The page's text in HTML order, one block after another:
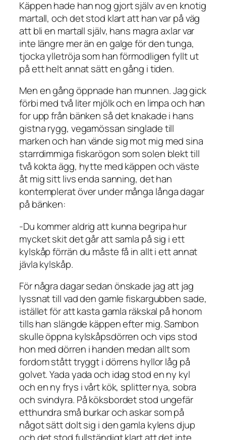
Käppen hade han nog gjort själv av en knotig
martall, och det stod klart att han var på väg
att bli en martall själv, hans magra axlar var
inte längre mer än en galge för den tunga,
tjocka ylletröja som han förmodligen fyllt ut
på ett helt annat sätt en gång i tiden.
Men en gång öppnade han munnen. Jag gick
förbi med två liter mjölk och en limpa och han
for upp från bänken så det knakade i hans
gistna rygg, vegamössan singlade till
marken och han vände sig mot mig med sina
starrdimmiga fiskarögon som solen blekt till
två kokta ägg, hytte med käppen och väste
åt mig sitt livs enda sanning, det han
kontemplerat över under många långa dagar
på bänken:
-Du kommer aldrig att kunna begripa hur
mycket skit det går att samla på sig i ett
kylskåp förrän du måste få in allt i ett annat
jävla kylskåp.
För några dagar sedan önskade jag att jag
lyssnat till vad den gamle fiskargubben sade,
istället för att kasta gamla räkskal på honom
tills han slängde käppen efter mig. Sambon
skulle öppna kylskåpsdörren och vips stod
hon med dörren i handen medan allt som
fordom stått tryggt i dörrens hyllor låg på
golvet. Yada yada och idag stod en ny kyl
och en ny frys i vårt kök, splitter nya, sobra
och svindyra. På köksbordet stod ungefär
etthundra små burkar och askar som på
något sätt dolt sig i den gamla kylens djup